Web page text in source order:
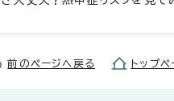
前のページへ戻る トップ